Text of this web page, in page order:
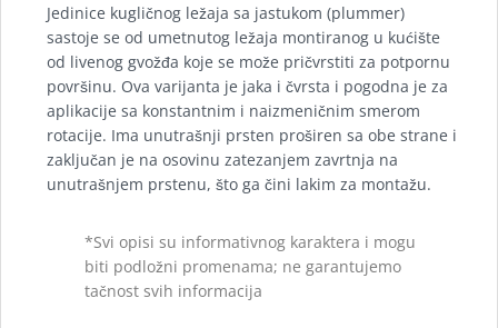
Jedinice kugličnog ležaja sa jastukom (plummer)
sastoje se od umetnutog ležaja montiranog u kućište
od livenog gvožđa koje se može pričvrstiti za potpornu
površinu. Ova varijanta je jaka i čvrsta i pogodna je za
aplikacije sa konstantnim i naizmeničnim smerom
rotacije. Ima unutrašnji prsten proširen sa obe strane i
zaključan je na osovinu zatezanjem zavrtnja na
unutrašnjem prstenu, što ga čini lakim za montažu.
*Svi opisi su informativnog karaktera i mogu
biti podložni promenama; ne garantujemo
tačnost svih informacija